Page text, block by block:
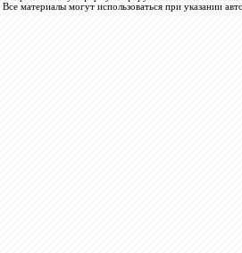
Все материалы могут использоваться при указании